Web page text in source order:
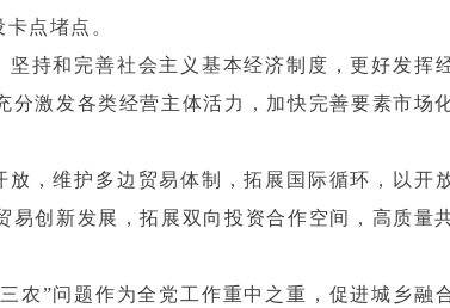
点堵点。
持和完善社会主义基本经济制度，更好发挥
激发各类经营主体活力，加快完善要素市场
，维护多边贸易体制，拓展国际循环，以开
创新发展，拓展双向投资合作空间，高质量
农”问题作为全党工作重中之重，促进城乡融